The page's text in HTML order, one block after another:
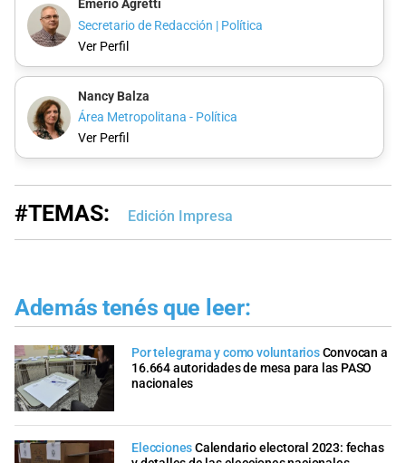
Emerio Agretti
Secretario de Redacción | Política
Ver Perfil
Nancy Balza
Área Metropolitana - Política
Ver Perfil
#TEMAS: Edición Impresa
Además tenés que leer:
Por telegrama y como voluntariosConvocan a
16.664 autoridades de mesa para las PASO
nacionales
EleccionesCalendario electoral 2023: fechas